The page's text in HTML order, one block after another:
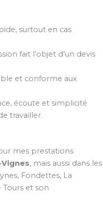
surtout en cas
fait l’objet d’un devis
et conforme aux
écoute et simplicité
travailler.
mes prestations
, mais aussi dans les
Fondettes, La
et son